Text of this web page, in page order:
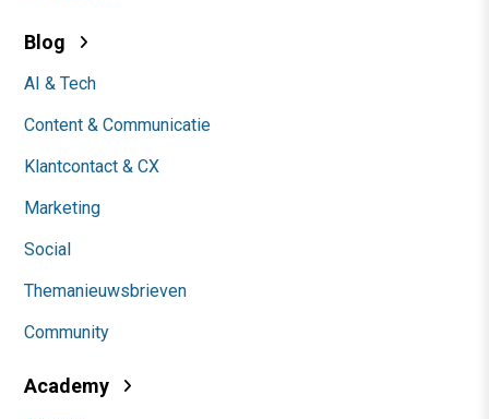
Blog
AI & Tech
Content & Communicatie
Klantcontact & CX
Marketing
Social
Themanieuwsbrieven
Community
Academy